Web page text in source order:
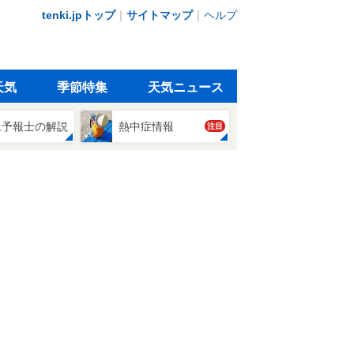
tenki.jpトップ｜ サイトマップ｜ ヘルプ
気 季節特集 天気ニュース
報士の解説 熱中症情報 注目